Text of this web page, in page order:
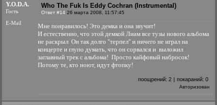
Y.O.D.A.
Гость
E-Mail
Who The Fuk Is Eddy Cochran (Instrumental)
Ответ #14 26 марта 2008, 11:57:45
Мне понравилось! Это демка и она звучит!
И естественно, что этой демкой Лиам все тузы нового альбома
не раскрыл Он так долго "терпел" и ничего не играл на
концерте и глупо думать, что он сорвался и выложил
заглавный трек с альбома! Просто кайфовый набросок!
Потому те, кто ноют, идут фтопку!
поощрений: 2 | покараний: 0
Авторизован